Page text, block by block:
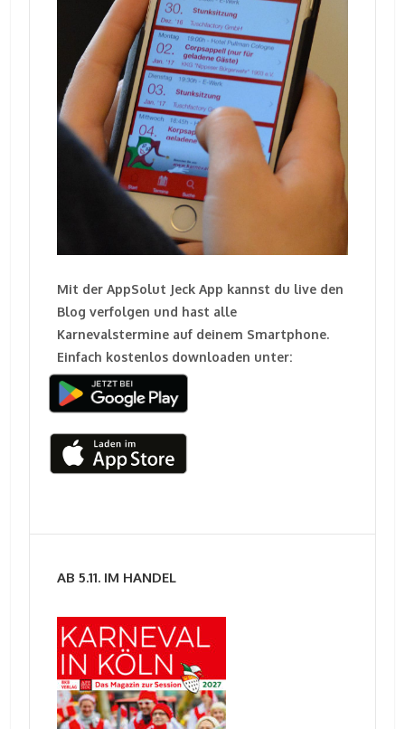
Mit der AppSolut Jeck App kannst du live den
Blog verfolgen und hast alle
Karnevalstermine auf deinem Smartphone.
Einfach kostenlos downloaden unter:
AB 5.11. IM HANDEL